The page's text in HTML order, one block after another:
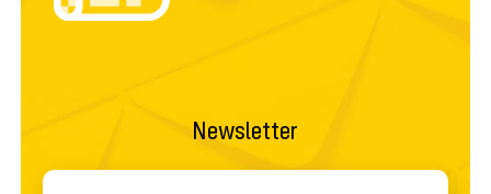
Newsletter